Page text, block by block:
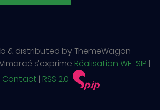
& distributed by ThemeWagon
s’exprime Réalisation WF-SIP |
Contact | RSS 2.0